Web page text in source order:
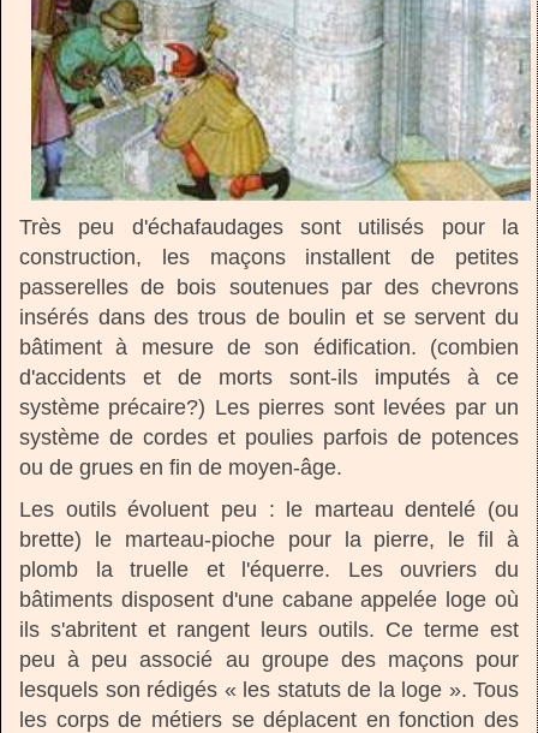
Très peu d'échafaudages sont utilisés pour la
construction, les maçons installent de petites
passerelles de bois soutenues par des chevrons
insérés dans des trous de boulin et se servent du
bâtiment à mesure de son édification. (combien
d'accidents et de morts sont-ils imputés à ce
système précaire?) Les pierres sont levées par un
système de cordes et poulies parfois de potences
ou de grues en fin de moyen-âge.
Les outils évoluent peu : le marteau dentelé (ou
brette) le marteau-pioche pour la pierre, le fil à
plomb la truelle et l'équerre. Les ouvriers du
bâtiments disposent d'une cabane appelée loge où
ils s'abritent et rangent leurs outils. Ce terme est
peu à peu associé au groupe des maçons pour
lesquels son rédigés « les statuts de la loge ». Tous
les corps de métiers se déplacent en fonction des